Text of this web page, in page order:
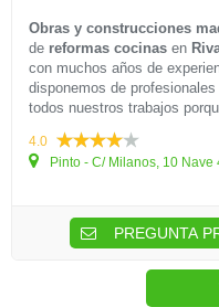
Obras y construcciones
de reformas cocinas en
con muchos años de
disponemos de
todos nuestros trabajos
4.0
Pinto - C/ Milanos, 10 Nave
PREGUNTA